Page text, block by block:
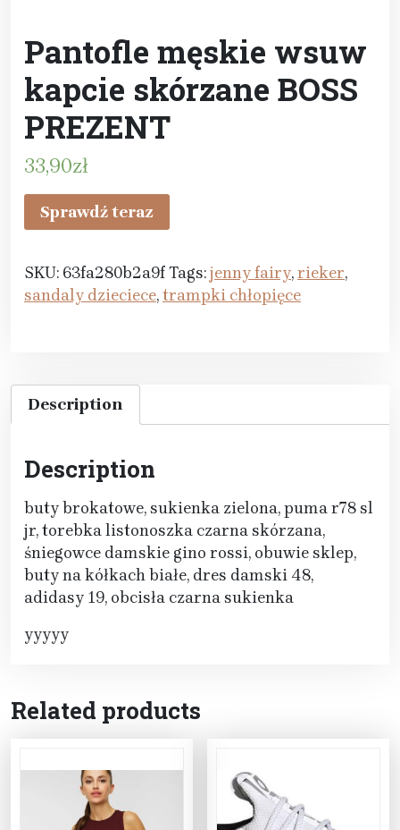
Pantofle męskie wsuw
kapcie skórzane BOSS
PREZENT
33,90zł
Sprawdź teraz
SKU: 63fa280b2a9fTags:jenny fairy,rieker,
sandaly dzieciece,trampki chłopięce
Description
Description
buty brokatowe, sukienka zielona, puma r78 sl
jr, torebka listonoszka czarna skórzana,
śniegowce damskie gino rossi, obuwie sklep,
buty na kółkach białe, dres damski 48,
adidasy 19, obcisła czarna sukienka
yyyyy
Related products